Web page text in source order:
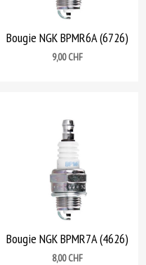
Bougie NGK BPMR6A (6726)
Prix
9,00 CHF
Bougie NGK BPMR7A (4626)
Prix
8,00 CHF